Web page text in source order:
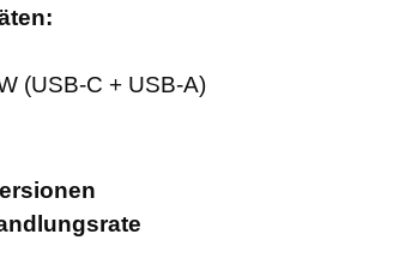
(USB-C + USB-A)